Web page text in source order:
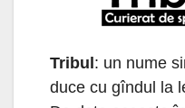
Tribul : un nume
duce cu gîndul la